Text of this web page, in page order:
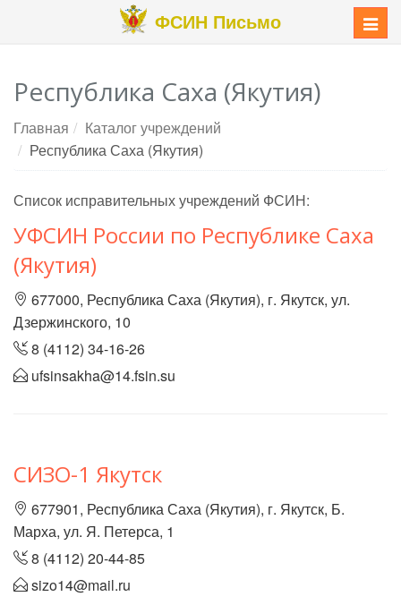
ФСИН Письмо Меню
Республика Саха (Якутия)
Главная
Каталог учреждений
Республика Саха (Якутия)
Список исправительных учреждений ФСИН:
УФСИН России по Республике Саха
(Якутия)
677000, Республика Саха (Якутия), г. Якутск, ул.
Дзержинского, 10
8 (4112) 34-16-26
ufsinsakha@14.fsin.su
СИЗО-1 Якутск
677901, Республика Саха (Якутия), г. Якутск, Б.
Марха, ул. Я. Петерса, 1
8 (4112) 20-44-85
sizo14@mail.ru